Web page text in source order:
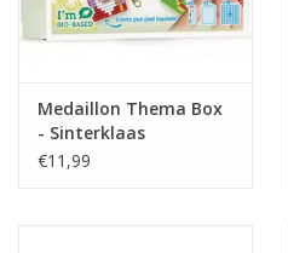
Medaillon Thema Box
- Sinterklaas
€11,99